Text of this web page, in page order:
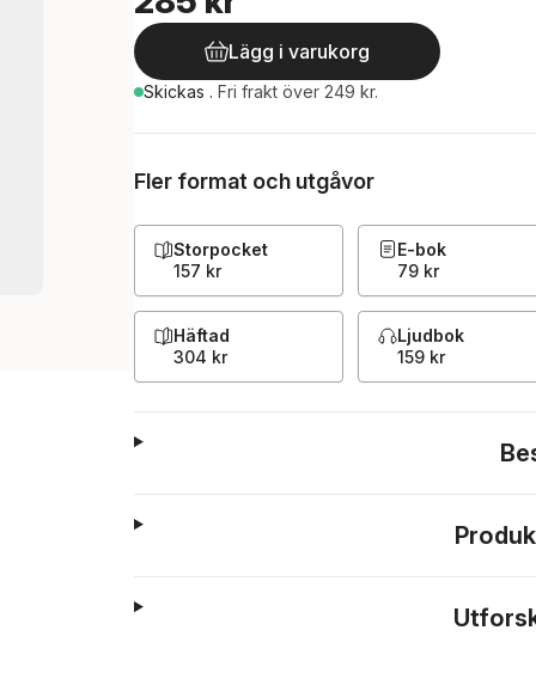
Lägg i varukorg
Skickas . Fri frakt över 249 kr.
Fler format och utgåvor
Storpocket
157 kr
E-bok
79 kr
Häftad
304 kr
Ljudbok
159 kr